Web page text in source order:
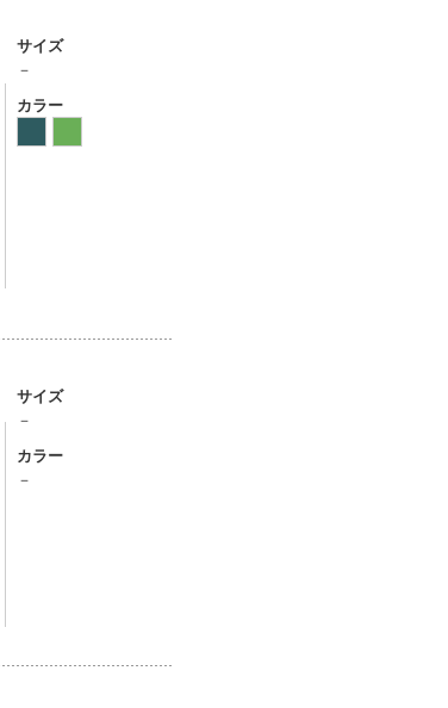
サイズ
－
カラー
サイズ
－
カラー
－